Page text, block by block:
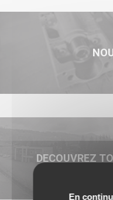
En
DECOUVREZ